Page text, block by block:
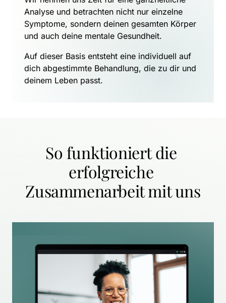
Analyse und betrachten nicht nur einzelne
Symptome, sondern deinen gesamten Körper
und auch deine mentale Gesundheit.
Auf dieser Basis entsteht eine individuell auf
dich abgestimmte Behandlung, die zu dir und
deinem Leben passt.
So funktioniert die
erfolgreiche
Zusammenarbeit mit uns